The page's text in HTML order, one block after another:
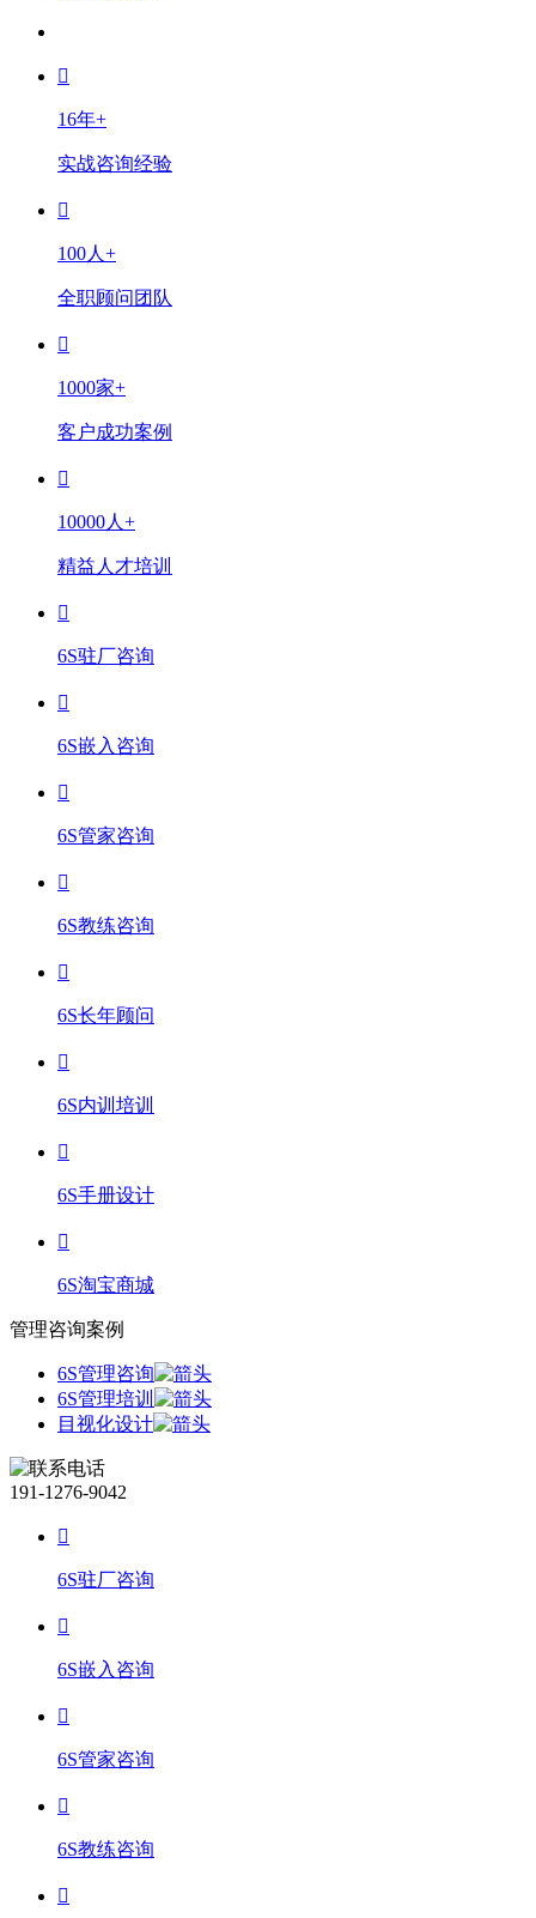
16年+
实战咨询经验
100人+
全职顾问团队
1000家+
客户成功案例
10000人+
精益人才培训
6S驻厂咨询
6S嵌入咨询
6S管家咨询
6S教练咨询
6S长年顾问
6S内训培训
6S手册设计
6S淘宝商城
管理咨询案例
6S管理咨询
6S管理培训
目视化设计
191-1276-9042
6S驻厂咨询
6S嵌入咨询
6S管家咨询
6S教练咨询